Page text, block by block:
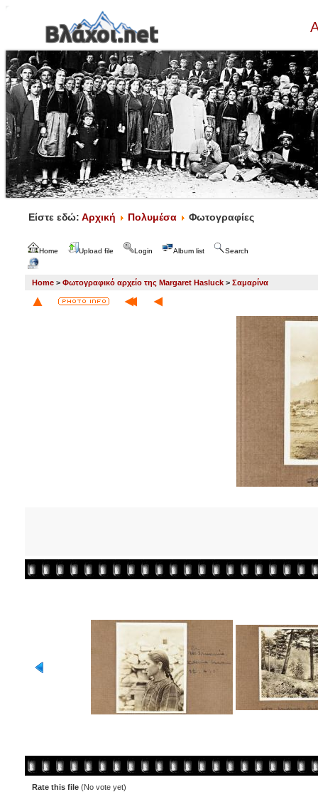
Είστε εδώ: Αρχική Πολυμέσα Φωτογραφίες
Home Upload file Login Album list Search
Home > Φωτογραφικό αρχείο της Margaret Hasluck > Σαμαρίνα
Rate this file (No vote yet)